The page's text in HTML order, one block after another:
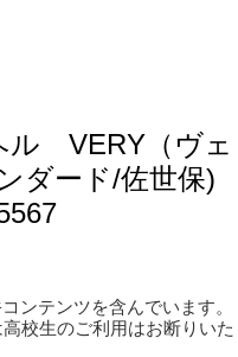
ンテンツを含んでいます。
校生のご利用はお断りいた
ル VERY（ヴェ
ダード/佐世保)